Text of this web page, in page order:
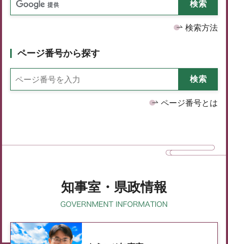
検索方法
ページ番号から探す
ページ番号とは
知事室・県政情報